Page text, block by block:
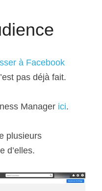
à Facebook
pas déjà fait.
Manager ici.
plusieurs
d’elles.